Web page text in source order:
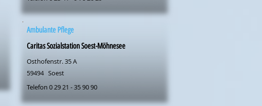
Ambulante Pflege
Caritas Sozialstation Soest-Möhnesee
Osthofenstr. 35 A
59494 Soest
Telefon 0 29 21 - 35 90 90